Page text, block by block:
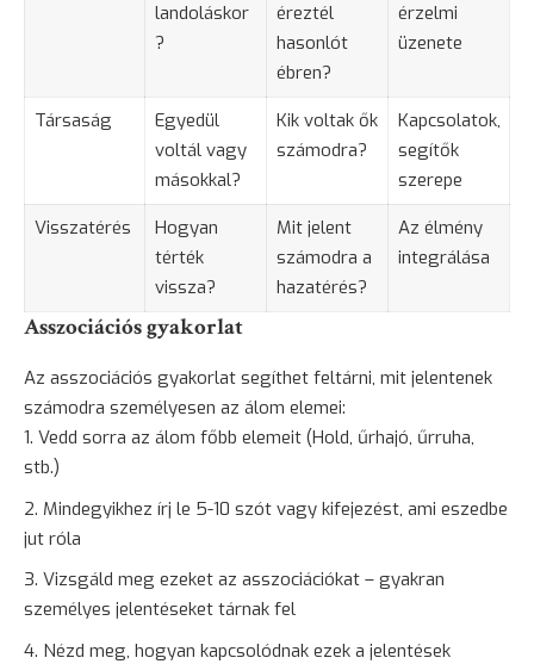
landoláskor
?
éreztél
hasonlót
ébren?
érzelmi
üzenete
Társaság
Egyedül
voltál vagy
másokkal?
Kik voltak ők
számodra?
Kapcsolatok,
segítők
szerepe
Visszatérés
Hogyan
térték
vissza?
Mit jelent
számodra a
hazatérés?
Az élmény
integrálása
Asszociációs gyakorlat
Az asszociációs gyakorlat segíthet feltárni, mit jelentenek
számodra személyesen az álom elemei:
Vedd sorra az álom főbb elemeit (Hold, űrhajó, űrruha,
stb.)
Mindegyikhez írj le 5-10 szót vagy kifejezést, ami eszedbe
jut róla
Vizsgáld meg ezeket az asszociációkat – gyakran
személyes jelentéseket tárnak fel
Nézd meg, hogyan kapcsolódnak ezek a jelentések